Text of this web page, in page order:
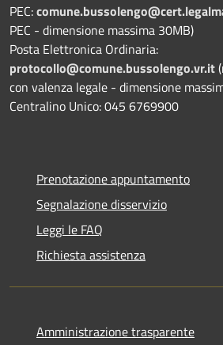
PEC:
PEC - dimensione massima 30MB)
Posta Elettronica Ordinaria:
protocollo@comune.bussolengo.vr.it
con valenza legale - dimensione
Centralino Unico: 045 6769900
Prenotazione appuntamento
Segnalazione disservizio
Leggi le FAQ
Richiesta assistenza
Amministrazione trasparente